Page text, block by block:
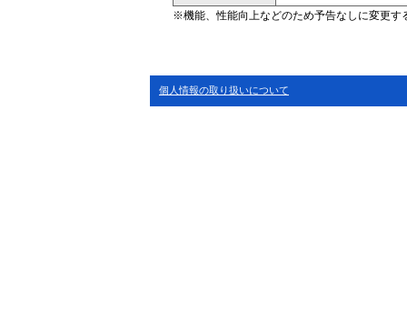
※機能、性能向上などのため予告なしに変更す
個人情報の取り扱いについて